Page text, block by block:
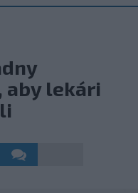
aby lekári